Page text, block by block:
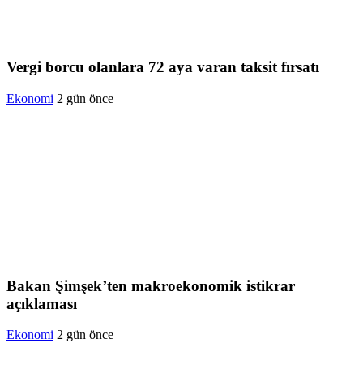
Vergi borcu olanlara 72 aya varan taksit fırsatı
Ekonomi 2 gün önce
Bakan Şimşek’ten makroekonomik istikrar
açıklaması
Ekonomi 2 gün önce